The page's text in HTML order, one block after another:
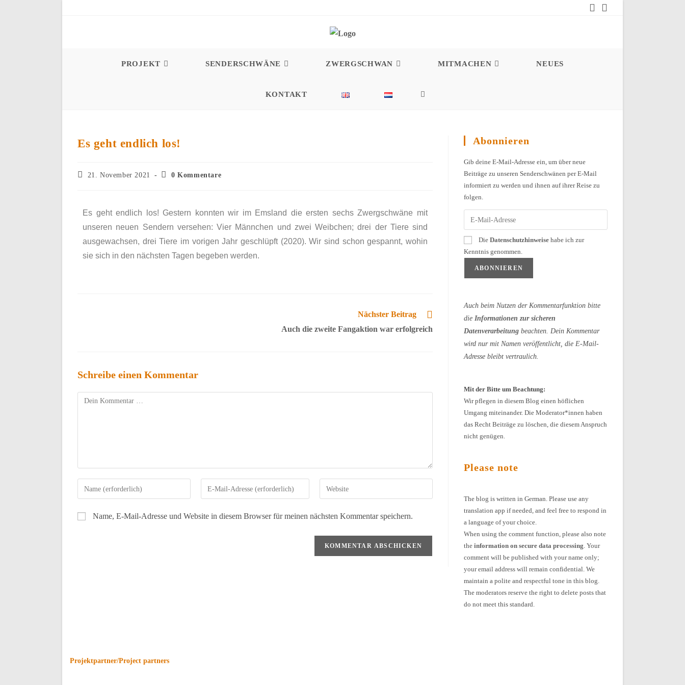
PROJEKT SENDERSCHWÄNE ZWERGSCHWAN MITMACHEN NEUES
KONTAKT
Es geht endlich los!
21. November 2021 0 Kommentare
Es geht endlich los! Gestern konnten wir im Emsland die ersten sechs Zwergschwäne mit
unseren neuen Sendern versehen: Vier Männchen und zwei Weibchen; drei der Tiere sind
ausgewachsen, drei Tiere im vorigen Jahr geschlüpft (2020). Wir sind schon gespannt, wohin
sie sich in den nächsten Tagen begeben werden.
Nächster Beitrag
Auch die zweite Fangaktion war erfolgreich
Schreibe einen Kommentar
Name, E-Mail-Adresse und Website in diesem Browser für meinen nächsten Kommentar speichern.
Abonnieren
Gib deine E-Mail-Adresse ein, um über neue
Beiträge zu unseren Senderschwänen per E-Mail
informiert zu werden und ihnen auf ihrer Reise zu
folgen.
Die Datenschutzhinweise habe ich zur
Kenntnis genommen.
Auch beim Nutzen der Kommentarfunktion bitte
die Informationen zur sicheren
Datenverarbeitung beachten. Dein Kommentar
wird nur mit Namen veröffentlicht, die E-Mail-
Adresse bleibt vertraulich.
Mit der Bitte um Beachtung:
Wir pflegen in diesem Blog einen höflichen
Umgang miteinander. Die Moderator*innen haben
das Recht Beiträge zu löschen, die diesem Anspruch
nicht genügen.
Please note
The blog is written in German. Please use any
translation app if needed, and feel free to respond in
a language of your choice.
When using the comment function, please also note
the information on secure data processing. Your
comment will be published with your name only;
your email address will remain confidential. We
maintain a polite and respectful tone in this blog.
The moderators reserve the right to delete posts that
do not meet this standard.
Projektpartner/Project partners